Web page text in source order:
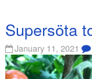
Supersöta
January 11, 2021